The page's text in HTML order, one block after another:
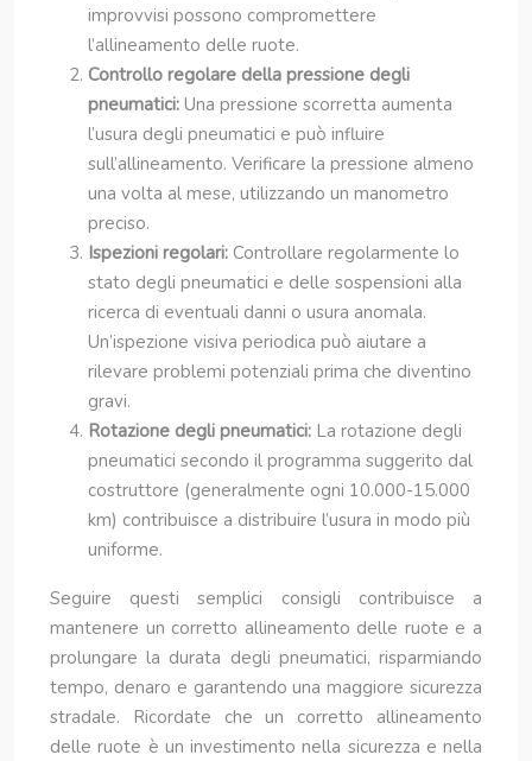
improvvisi possono compromettere
l’allineamento delle ruote.
Controllo regolare della pressione degli
pneumatici: Una pressione scorretta aumenta
l’usura degli pneumatici e può influire
sull’allineamento. Verificare la pressione almeno
una volta al mese, utilizzando un manometro
preciso.
Ispezioni regolari: Controllare regolarmente lo
stato degli pneumatici e delle sospensioni alla
ricerca di eventuali danni o usura anomala.
Un’ispezione visiva periodica può aiutare a
rilevare problemi potenziali prima che diventino
gravi.
Rotazione degli pneumatici: La rotazione degli
pneumatici secondo il programma suggerito dal
costruttore (generalmente ogni 10.000-15.000
km) contribuisce a distribuire l’usura in modo più
uniforme.
Seguire questi semplici consigli contribuisce a
mantenere un corretto allineamento delle ruote e a
prolungare la durata degli pneumatici, risparmiando
tempo, denaro e garantendo una maggiore sicurezza
stradale. Ricordate che un corretto allineamento
delle ruote è un investimento nella sicurezza e nella